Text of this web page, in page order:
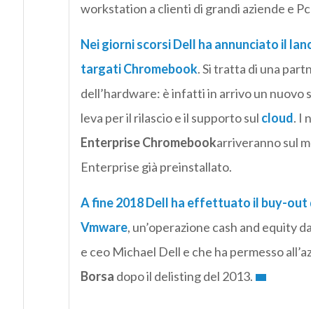
workstation a clienti di grandi aziende e
Nei giorni scorsi Dell ha annunciato il
targati Chromebook. Si tratta di una
dell’hardware: è infatti in arrivo un
leva per il rilascio e il supporto sul cloud. I
Enterprise Chromebookarriveranno sul
Enterprise già preinstallato.
A fine 2018 Dell ha effettuato il buy-
Vmware, un’operazione cash and equity
e ceo Michael Dell e che ha permesso
Borsa dopo il delisting del 2013.